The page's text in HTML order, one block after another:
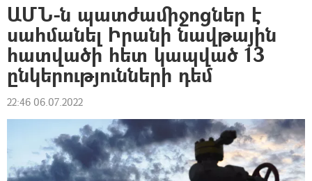
ԱՄՆ-ն պատժամիջոցներ է
սահմանել Իրանի նավթային
հատվածի հետ կապված 13
ընկերությունների դեմ
22:46 06.07.2022